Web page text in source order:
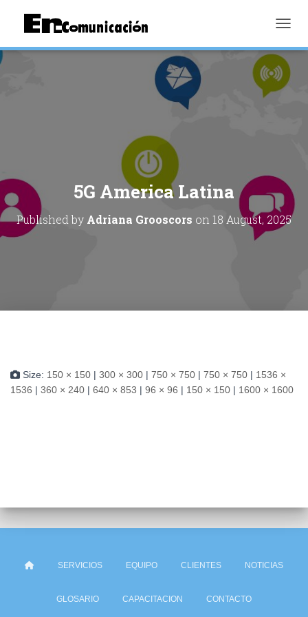
5G America Latina
Published by Adriana Grooscors on 18 August, 2025
Size: 150 × 150 | 300 × 300 | 750 × 750 | 750 × 750 | 1536 ×
1536 | 360 × 240 | 640 × 853 | 96 × 96 | 150 × 150 | 1600 × 1600
SERVICIOS EQUIPO CLIENTES NOTICIAS
GLOSARIO CAPACITACION CONTACTO